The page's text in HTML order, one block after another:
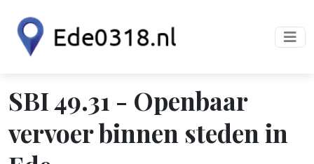
SBI 49.31 - Openbaar
vervoer binnen steden in